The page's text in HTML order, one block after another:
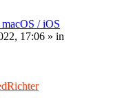
macOS / iOS
17:06 » in